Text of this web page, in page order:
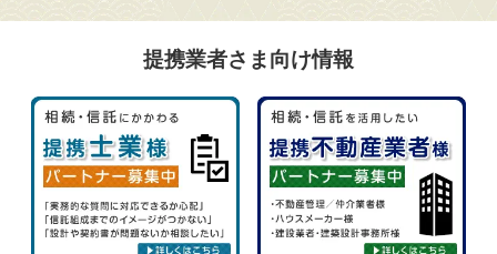
提携業者さま向け情報